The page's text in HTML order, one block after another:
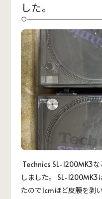
した。
Technics SL-1200MK3
しました。 SL-1200MK3
たので1cmほど皮膜を剥